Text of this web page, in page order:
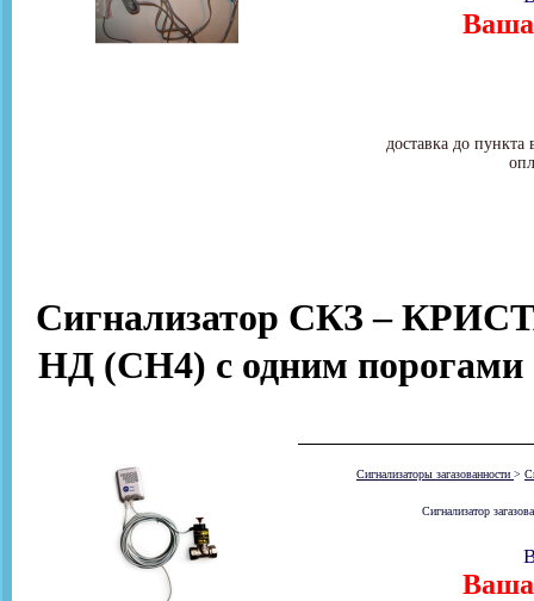
Ваша
доставка до
Сигнализатор СКЗ –
НД (СН4) с одним порогами
Сигнализаторы загазованности >
Сигнализатор
Ваша